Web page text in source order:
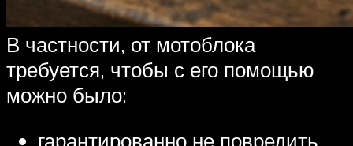
В частности, от мотоблока
требуется, чтобы с его помощью
можно было:
гарантированно не повредить